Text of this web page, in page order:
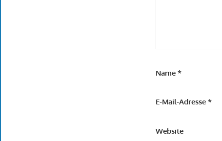
Name*
E-Mail-Adresse*
Website